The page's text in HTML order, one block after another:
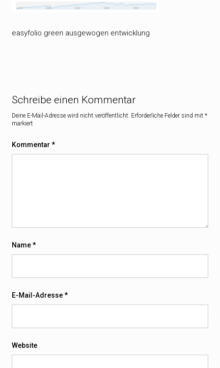
easyfolio green ausgewogen entwicklung
Schreibe einen Kommentar
Deine E-Mail-Adresse wird nicht veröffentlicht. Erforderliche Felder sind mit *
markiert
Kommentar *
Name*
E-Mail-Adresse*
Website